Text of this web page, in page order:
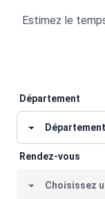
Estimez le
Département
Rendez-vous